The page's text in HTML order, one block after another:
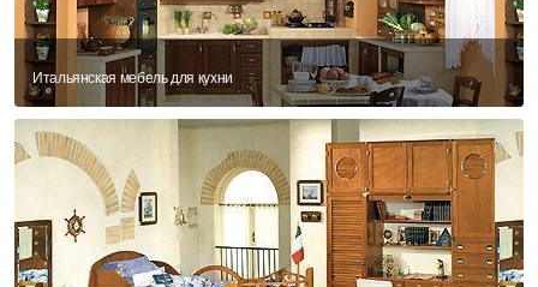
Итальянская мебель для кухни